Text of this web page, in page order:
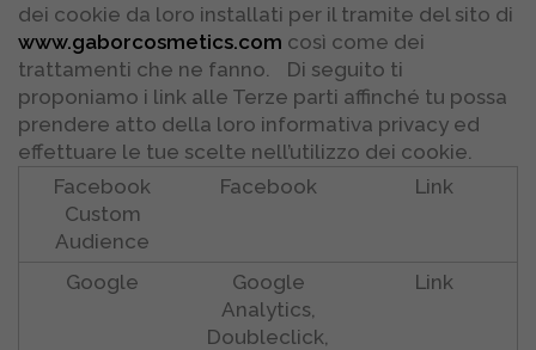
dei cookie da loro installati per il tramite del sito di
www.gaborcosmetics.com così come dei
trattamenti che ne fanno. Di seguito ti
proponiamo i link alle Terze parti affinché tu possa
prendere atto della loro informativa privacy ed
effettuare le tue scelte nell’utilizzo dei cookie.
Facebook
Custom
Audience
Facebook Link
Google
Google
Analytics,
Doubleclick,
Link